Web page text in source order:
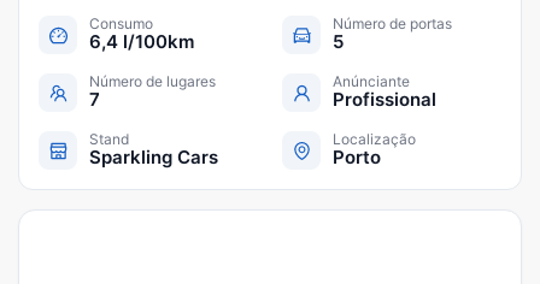
Consumo
6,4 l/100km
Número de portas
5
Número de lugares
7
Anúnciante
Profissional
Stand
Sparkling Cars
Localização
Porto